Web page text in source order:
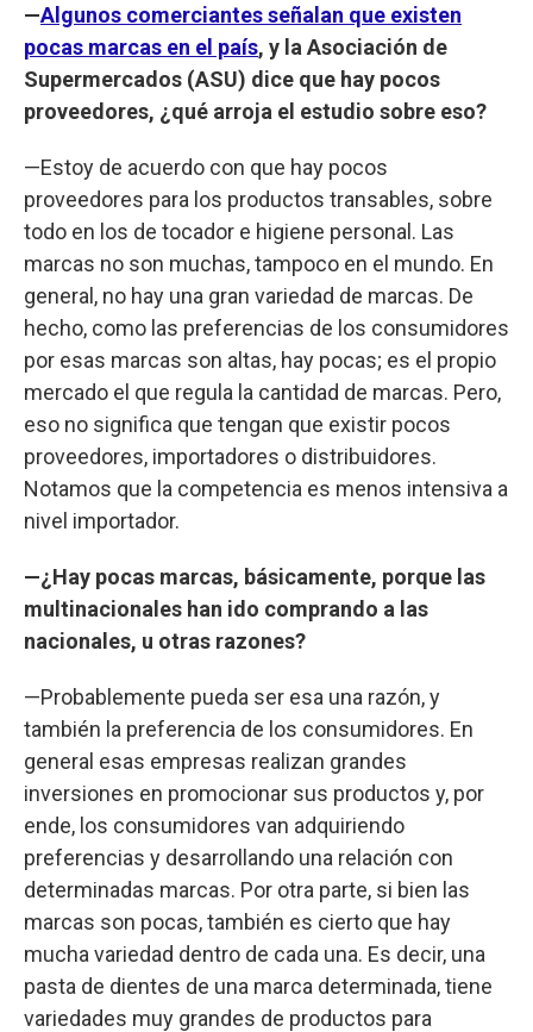
—Algunos comerciantes señalan que existen
pocas marcas en el país, y la Asociación de
Supermercados (ASU) dice que hay pocos
proveedores, ¿qué arroja el estudio sobre eso?
—Estoy de acuerdo con que hay pocos
proveedores para los productos transables, sobre
todo en los de tocador e higiene personal. Las
marcas no son muchas, tampoco en el mundo. En
general, no hay una gran variedad de marcas. De
hecho, como las preferencias de los consumidores
por esas marcas son altas, hay pocas; es el propio
mercado el que regula la cantidad de marcas. Pero,
eso no significa que tengan que existir pocos
proveedores, importadores o distribuidores.
Notamos que la competencia es menos intensiva a
nivel importador.
—¿Hay pocas marcas, básicamente, porque las
multinacionales han ido comprando a las
nacionales, u otras razones?
—Probablemente pueda ser esa una razón, y
también la preferencia de los consumidores. En
general esas empresas realizan grandes
inversiones en promocionar sus productos y, por
ende, los consumidores van adquiriendo
preferencias y desarrollando una relación con
determinadas marcas. Por otra parte, si bien las
marcas son pocas, también es cierto que hay
mucha variedad dentro de cada una. Es decir, una
pasta de dientes de una marca determinada, tiene
variedades muy grandes de productos para